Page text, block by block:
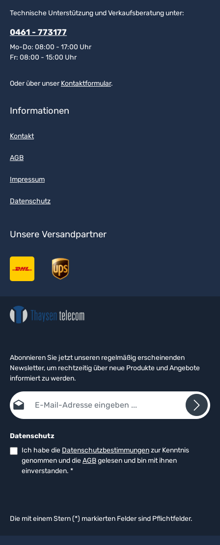
Technische Unterstützung und Verkaufsberatung unter:
0461 - 773177
Mo-Do: 08:00 - 17:00 Uhr
Fr: 08:00 - 15:00 Uhr
Oder über unserKontaktformular.
Informationen
Kontakt
AGB
Impressum
Datenschutz
Unsere Versandpartner
Abonnieren Sie jetzt unseren regelmäßig erscheinenden
Newsletter, um rechtzeitig über neue Produkte und Angebote
informiert zu werden.
E-Mail-Adresse*
Datenschutz
Ich habe die Datenschutzbestimmungenzur Kenntnis
genommen und dieAGBgelesen und bin mit ihnen
einverstanden. *
Die mit einem Stern (*) markierten Felder sind Pflichtfelder.